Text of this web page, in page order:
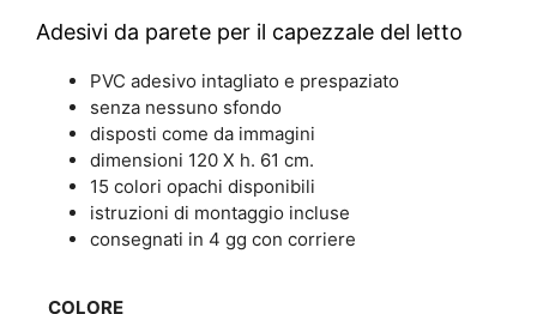
originale
€40,00.
attuale
€29,00.
Adesivi da parete per il capezzale del letto
PVC adesivo intagliato e prespaziato
senza nessuno sfondo
disposti come da immagini
dimensioni 120 X h. 61 cm.
15 colori opachi disponibili
istruzioni di montaggio incluse
consegnati in 4 gg con corriere
COLORE